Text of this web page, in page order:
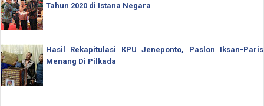
Tahun 2020 di Istana Negara
Hasil Rekapitulasi KPU Jeneponto, Paslon Iksan-Paris
Menang Di Pilkada